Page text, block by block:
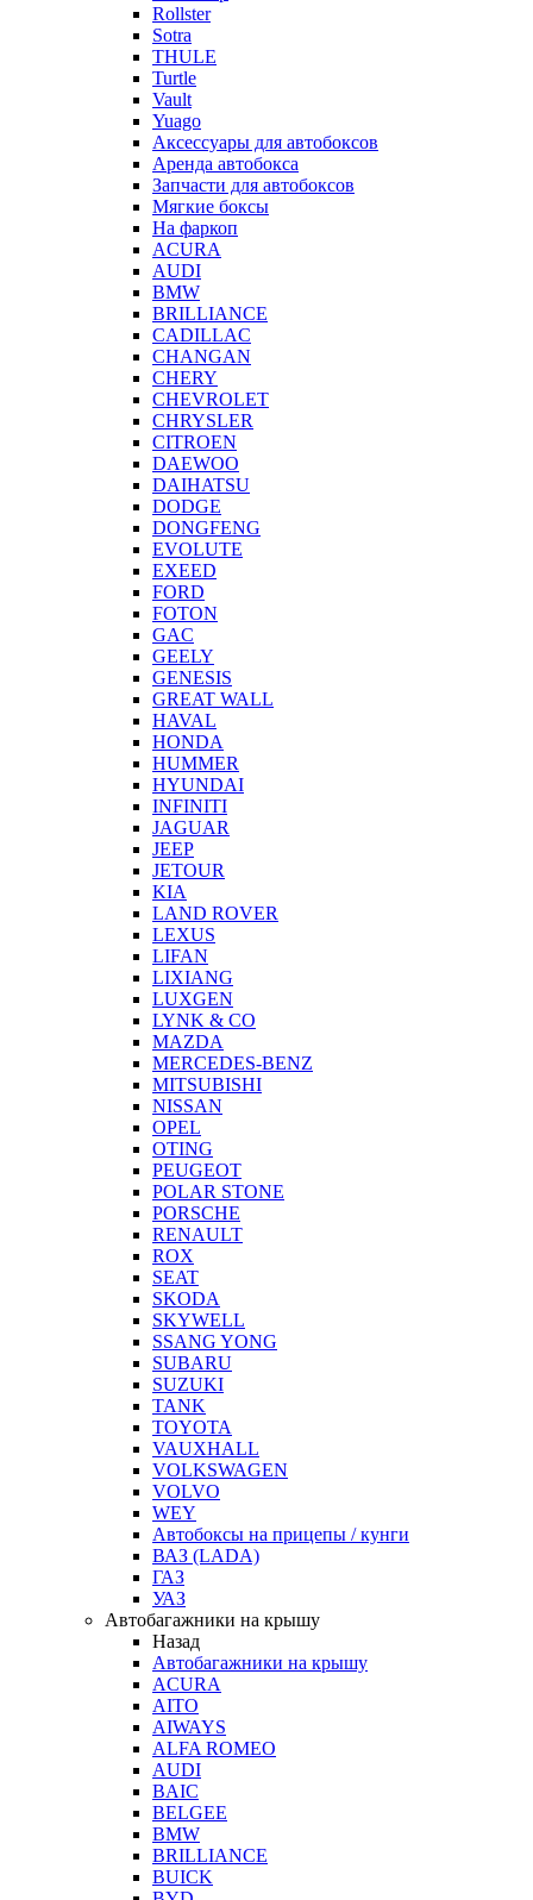
Rollster
Sotra
THULE
Turtle
Vault
Yuago
Аксессуары для автобоксов
Аренда автобокса
Запчасти для автобоксов
Мягкие боксы
На фаркоп
ACURA
AUDI
BMW
BRILLIANCE
CADILLAC
CHANGAN
CHERY
CHEVROLET
CHRYSLER
CITROEN
DAEWOO
DAIHATSU
DODGE
DONGFENG
EVOLUTE
EXEED
FORD
FOTON
GAC
GEELY
GENESIS
GREAT WALL
HAVAL
HONDA
HUMMER
HYUNDAI
INFINITI
JAGUAR
JEEP
JETOUR
KIA
LAND ROVER
LEXUS
LIFAN
LIXIANG
LUXGEN
LYNK & CO
MAZDA
MERCEDES-BENZ
MITSUBISHI
NISSAN
OPEL
OTING
PEUGEOT
POLAR STONE
PORSCHE
RENAULT
ROX
SEAT
SKODA
SKYWELL
SSANG YONG
SUBARU
SUZUKI
TANK
TOYOTA
VAUXHALL
VOLKSWAGEN
VOLVO
WEY
Автобоксы на прицепы / кунги
ВАЗ (LADA)
ГАЗ
УАЗ
Автобагажники на крышу
Назад
Автобагажники на крышу
ACURA
AITO
AIWAYS
ALFA ROMEO
AUDI
BAIC
BELGEE
BMW
BRILLIANCE
BUICK